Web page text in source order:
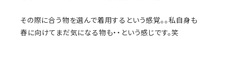
その際に合う物を選んで着用するという感覚。。私自身も
春に向けてまだ気になる物も・・という感じです。笑